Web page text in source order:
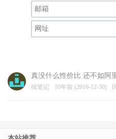
真没什么性价比 还不如阿
续笔记 10年前 (2016-12-30)